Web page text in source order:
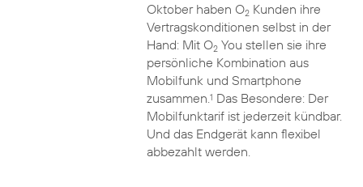
Oktober haben O2Kunden ihre
Vertragskonditionen selbst in der
Hand: Mit O2You stellen sie ihre
persönliche Kombination aus
Mobilfunk und Smartphone
zusammen.1 Das Besondere: Der
Mobilfunktarif ist jederzeit kündbar.
Und das Endgerät kann flexibel
abbezahlt werden.